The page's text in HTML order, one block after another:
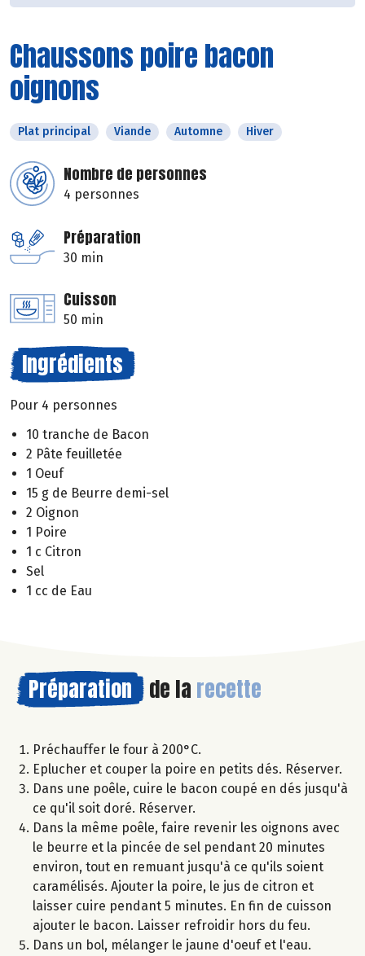
Chaussons poire bacon
oignons
Plat principal Viande Automne Hiver
Nombre de personnes
4 personnes
Préparation
30 min
Cuisson
50 min
Ingrédients
Pour 4 personnes
10 tranche de Bacon
2 Pâte feuilletée
1 Oeuf
15 g de Beurre demi-sel
2 Oignon
1 Poire
1 c Citron
Sel
1 cc de Eau
Préparation de la recette
Préchauffer le four à 200°C.
Eplucher et couper la poire en petits dés. Réserver.
Dans une poêle, cuire le bacon coupé en dés jusqu'à
ce qu'il soit doré. Réserver.
Dans la même poêle, faire revenir les oignons avec
le beurre et la pincée de sel pendant 20 minutes
environ, tout en remuant jusqu'à ce qu'ils soient
caramélisés. Ajouter la poire, le jus de citron et
laisser cuire pendant 5 minutes. En fin de cuisson
ajouter le bacon. Laisser refroidir hors du feu.
Dans un bol, mélanger le jaune d'oeuf et l'eau.